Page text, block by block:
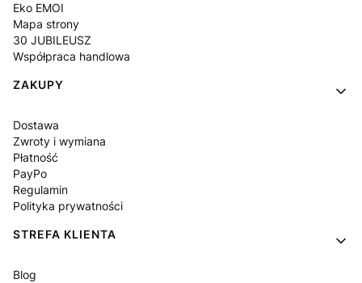
Eko EMOI
Mapa strony
30 JUBILEUSZ
Współpraca handlowa
ZAKUPY
Dostawa
Zwroty i wymiana
Płatność
PayPo
Regulamin
Polityka prywatności
STREFA KLIENTA
Blog